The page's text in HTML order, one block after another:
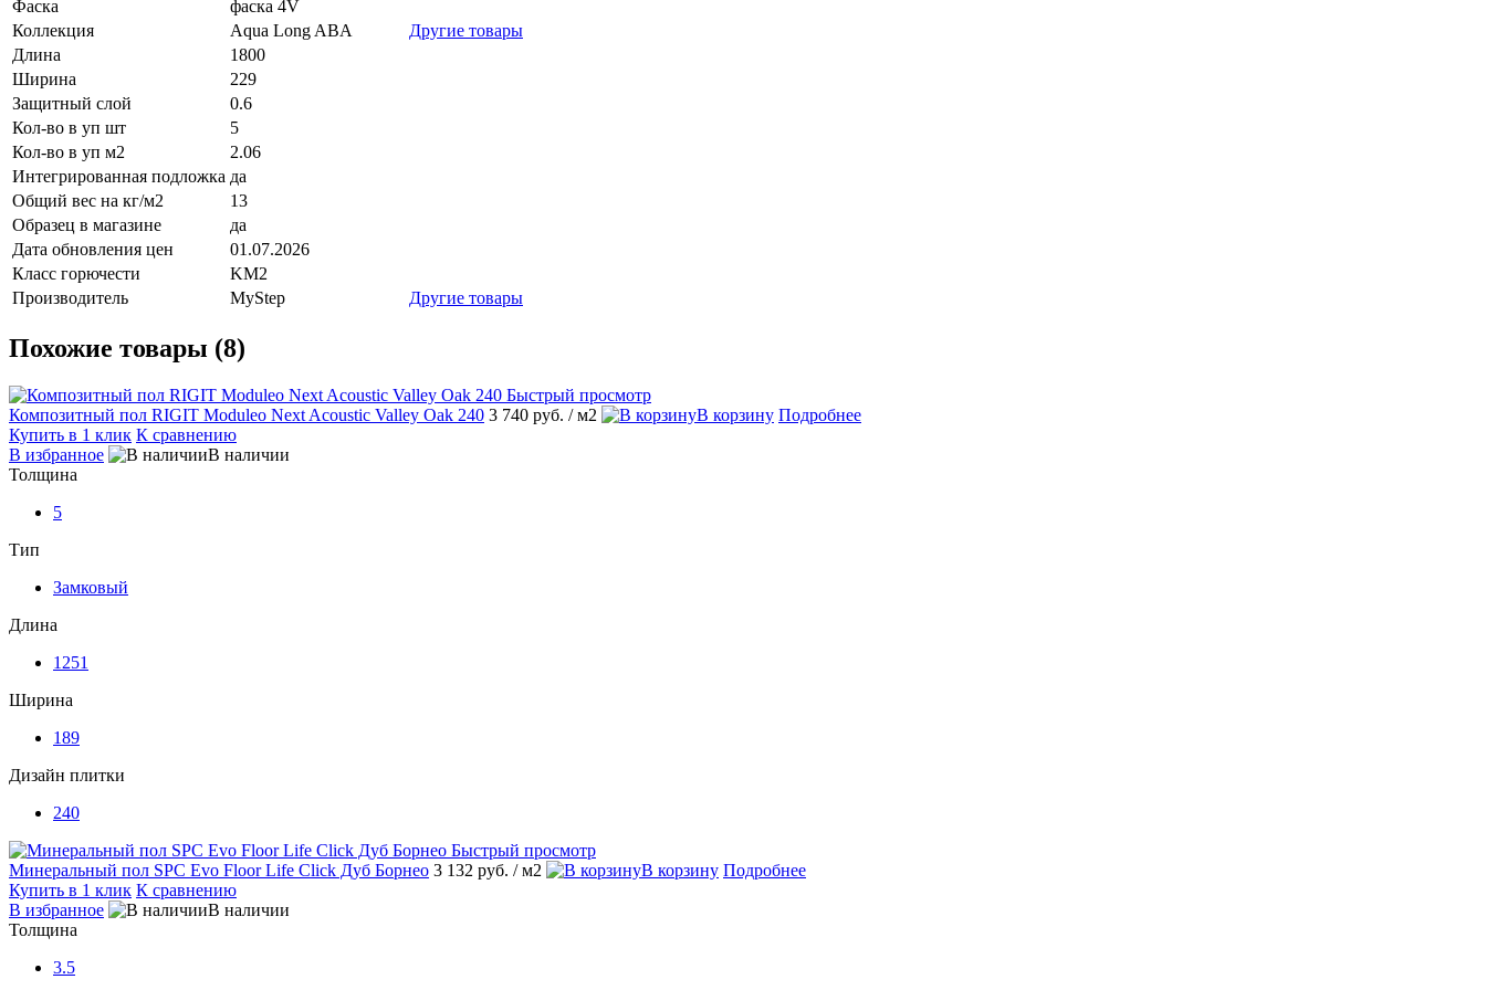
Фаска
фаска 4V
Коллекция
Aqua Long ABA
Другие товары
Длина
1800
Ширина
229
Защитный слой
0.6
Кол-во в уп шт
5
Кол-во в уп м2
2.06
Интегрированная подложка да
Общий вес на кг/м2
13
Образец в магазине
да
Дата обновления цен
01.07.2026
Класс горючести
KM2
Производитель
MyStep Другие товары
Похожие товары (8)
Быстрый просмотр
Композитный пол RIGIT Moduleo Next Acoustic Valley Oak 240 3 740 руб. / м2 В корзину Подробнее
Купить в 1 клик К сравнению
В избранное
В наличии
Толщина
5
Тип
Замковый
Длина
1251
Ширина
189
Дизайн плитки
240
Быстрый просмотр
Минеральный пол SPC Evo Floor Life Click Дуб Борнео 3 132 руб. / м2 В корзину Подробнее
Купить в 1 клик К сравнению
В избранное
В наличии
Толщина
3.5